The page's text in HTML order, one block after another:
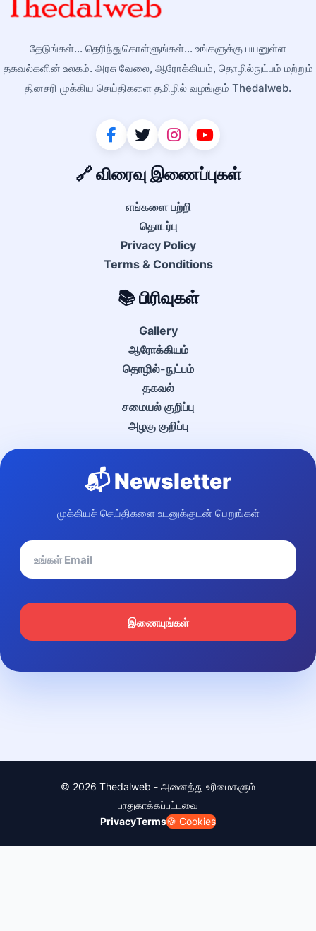
தேடுங்கள்... தெரிந்துகொள்ளுங்கள்... உங்களுக்கு பயனுள்ள
தகவல்களின் உலகம். அரசு வேலை, ஆரோக்கியம், தொழில்நுட்பம் மற்றும்
தினசரி முக்கிய செய்திகளை தமிழில் வழங்கும் Thedalweb.
🔗 விரைவு இணைப்புகள்
எங்களை பற்றி
தொடர்பு
Privacy Policy
Terms & Conditions
📚 பிரிவுகள்
Gallery
ஆரோக்கியம்
தொழில்-நுட்பம்
தகவல்
சமையல் குறிப்பு
அழகு குறிப்பு
📬 Newsletter
முக்கியச் செய்திகளை உடனுக்குடன் பெறுங்கள்
இணையுங்கள்
© 2026 Thedalweb - அனைத்து உரிமைகளும்
பாதுகாக்கப்பட்டவை
PrivacyTerms🍪 Cookies